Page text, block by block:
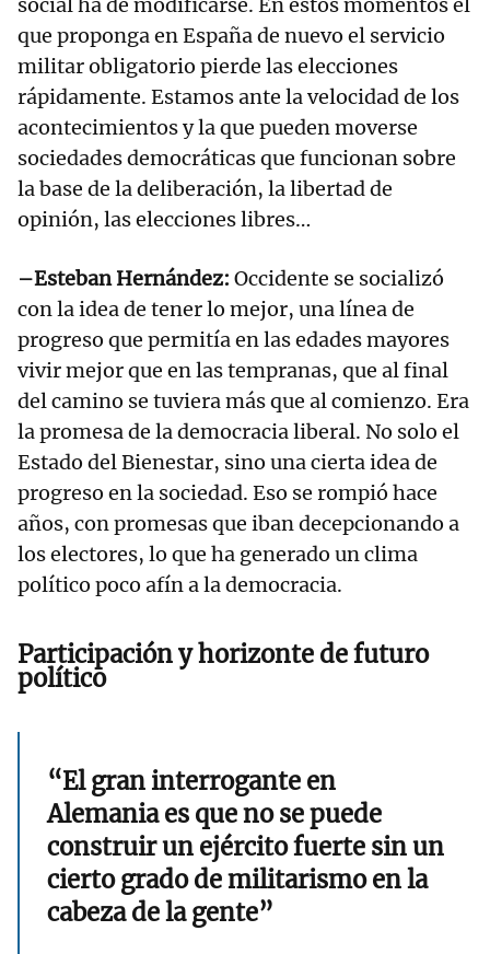
social ha de modificarse. En estos momentos el
que proponga en España de nuevo el servicio
militar obligatorio pierde las elecciones
rápidamente. Estamos ante la velocidad de los
acontecimientos y la que pueden moverse
sociedades democráticas que funcionan sobre
la base de la deliberación, la libertad de
opinión, las elecciones libres…
–Esteban Hernández: Occidente se socializó
con la idea de tener lo mejor, una línea de
progreso que permitía en las edades mayores
vivir mejor que en las tempranas, que al final
del camino se tuviera más que al comienzo. Era
la promesa de la democracia liberal. No solo el
Estado del Bienestar, sino una cierta idea de
progreso en la sociedad. Eso se rompió hace
años, con promesas que iban decepcionando a
los electores, lo que ha generado un clima
político poco afín a la democracia.
Participación y horizonte de futuro
político
“El gran interrogante en
Alemania es que no se puede
construir un ejército fuerte sin un
cierto grado de militarismo en la
cabeza de la gente”